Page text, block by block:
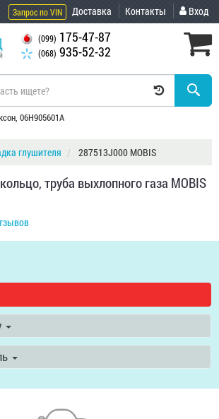
Запрос по VIN Доставка Контакты Вход
(099) 175-47-87
(068) 935-52-32
06H905601A
глушителя 287513J000 MOBIS
труба выхлопного газа MOBIS